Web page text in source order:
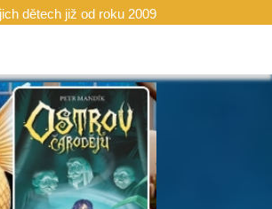
dětech již od roku 2009